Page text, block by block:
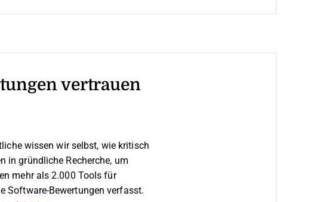
vertrauen
wissen wir selbst, wie kritisch
in gründliche Recherche, um
mehr als 2.000 Tools für
Software-Bewertungen verfasst.